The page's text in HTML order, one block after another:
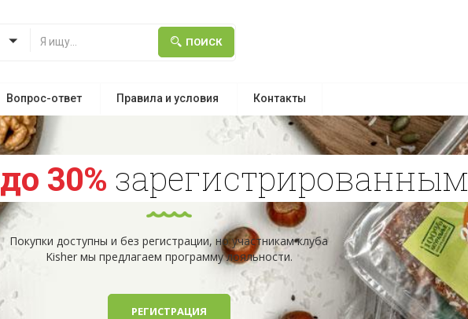
ПОИСК
Вопрос-ответ Правила и условия Контакты
до 30% зарегистрированным
Покупки доступны и без регистрации, но участникам клуба
Kisher мы предлагаем программу лояльности.
РЕГИСТРАЦИЯ